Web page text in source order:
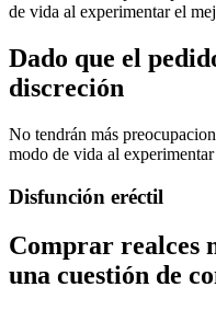
de vida al experimentar el
Dado que el
discreción
No tendrán más
modo de vida al
Disfunción eréctil
Comprar realces
una cuestión de